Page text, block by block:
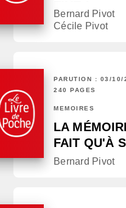
Bernard Pivot
Cécile Pivot
PARUTION : 03/10/
240 PAGES
MÉMOIRES
LA
FAIT QU'À
Bernard Pivot